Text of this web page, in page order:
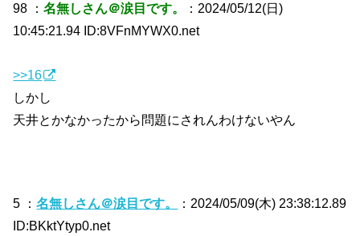
98 ：名無しさん＠涙目です。
：2024/05/12(日)
10:45:21.94 ID:8VFnMYWX0.net
>>16
しかし
天井とかなかったから問題にされんわけないやん
5 ：名無しさん＠涙目です。
：2024/05/09(木) 23:38:12.89
ID:BKktYtyp0.net